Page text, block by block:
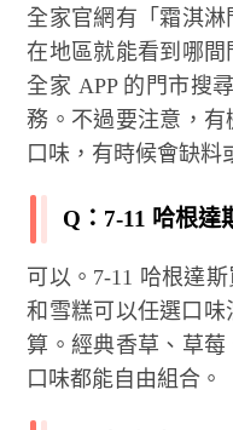
全家官網有「霜淇
在地區就能看到哪
全家 APP 的門市搜
務。不過要注意，
口味，有時候會缺料
Q：7-11 哈根達
可以。7-11 哈根達
和雪糕可以任選口味
算。經典香草、草
口味都能自由組合。